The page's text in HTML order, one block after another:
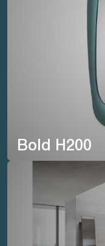
Bold H200